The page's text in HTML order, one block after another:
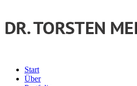
Start
Über